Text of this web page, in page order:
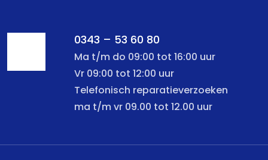
0343 – 53 60 80
Ma t/m do 09:00 tot 16:00 uur
Vr 09:00 tot 12:00 uur
Telefonisch reparatieverzoeken
ma t/m vr 09.00 tot 12.00 uur